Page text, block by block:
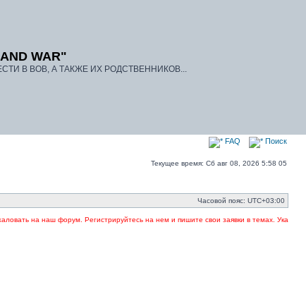
WAR"
В ВОВ, А ТАКЖЕ ИХ РОДСТВЕННИКОВ...
FAQ Поиск
Текущее время: Сб авг 08, 2026 5:58 05
Часовой пояс: UTC+03:00
на наш форум. Регистрируйтесь на нем и пишите свои заявки в темах.